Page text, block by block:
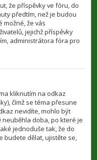
že příspěvky ve fóru, do
předtím, než je budou
možné, že vás
jejichž příspěvky
administrátora fóra pro
kliknutím na odkaz
čímž se téma přesune
nevidíte, mohlo být
neuběhla doba, po které je
jednoduše tak, že do
budete dělat, ujistěte se,